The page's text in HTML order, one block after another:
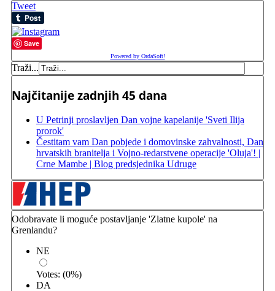
Tweet
Save
Powered by OrdaSoft!
Traži...
Najčitanije zadnjih 45 dana
U Petrinji proslavljen Dan vojne kapelanije 'Sveti Ilija
prorok'
Čestitam vam Dan pobjede i domovinske zahvalnosti, Dan
hrvatskih branitelja i Vojno-redarstvene operacije 'Oluja'! |
Crne Mambe | Blog predsjednika Udruge
Odobravate li moguće postavljanje 'Zlatne kupole' na
Grenlandu?
NE
Votes: (0%)
DA